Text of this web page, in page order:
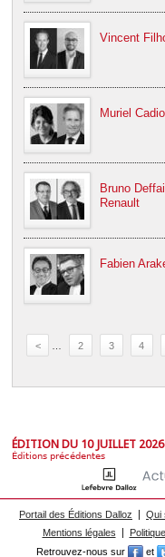
Vincent
Muriel
Bruno
Renault
Fabien
< 2 3 4
ÉDITION DU 10 JUILLET 2026
Éditions précédentes
Portail des Éditions Dalloz Qui
Mentions légales
Retrouvez-nous sur
et